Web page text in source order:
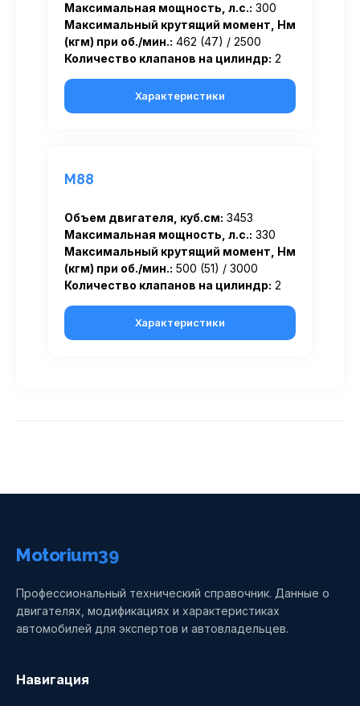
Максимальная мощность, л.с.: 300
Максимальный крутящий момент, Нм
(кгм) при об./мин.: 462 (47) / 2500
Количество клапанов на цилиндр: 2
Характеристики
M88
Объем двигателя, куб.см: 3453
Максимальная мощность, л.с.: 330
Максимальный крутящий момент, Нм
(кгм) при об./мин.: 500 (51) / 3000
Количество клапанов на цилиндр: 2
Характеристики
Motorium39
Профессиональный технический справочник. Данные о
двигателях, модификациях и характеристиках
автомобилей для экспертов и автовладельцев.
Навигация